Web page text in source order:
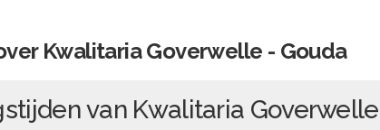
Kwalitaria Goverwelle - Gouda
van Kwalitaria